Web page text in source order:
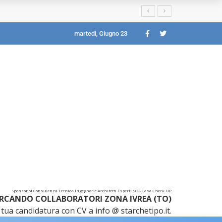
martedì, Giugno 23
Sponsor of Consulenza Tecnica Ingegnerie Architetti Esperti SOS Casa Check UP
COLLABORATORI ZONA IVREA (TO)
candidatura con CV a info @ starchetipo.it.